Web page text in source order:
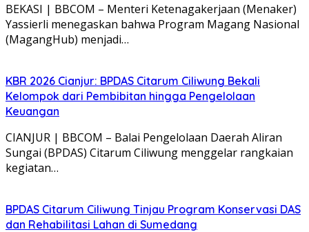
BEKASI | BBCOM – Menteri Ketenagakerjaan (Menaker)
Yassierli menegaskan bahwa Program Magang Nasional
(MagangHub) menjadi…
KBR 2026 Cianjur: BPDAS Citarum Ciliwung Bekali
Kelompok dari Pembibitan hingga Pengelolaan
Keuangan
CIANJUR | BBCOM – Balai Pengelolaan Daerah Aliran
Sungai (BPDAS) Citarum Ciliwung menggelar rangkaian
kegiatan…
BPDAS Citarum Ciliwung Tinjau Program Konservasi DAS
dan Rehabilitasi Lahan di Sumedang